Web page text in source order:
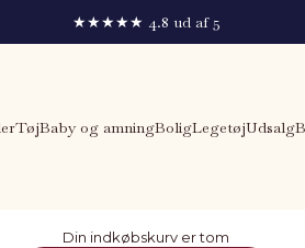
★★★★★ 4.8 ud af 5
TøjBaby og amningBoligLegetøjUdsalg
Din indkøbskurv er tom